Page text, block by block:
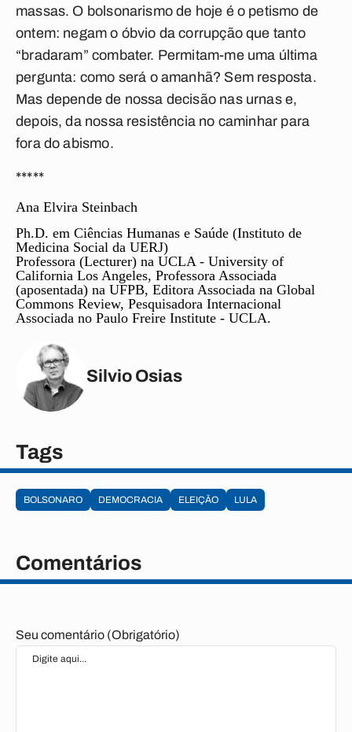
massas. O bolsonarismo de hoje é o petismo de
ontem: negam o óbvio da corrupção que tanto
“bradaram” combater. Permitam-me uma última
pergunta: como será o amanhã? Sem resposta.
Mas depende de nossa decisão nas urnas e,
depois, da nossa resistência no caminhar para
fora do abismo.
*****
Ana Elvira Steinbach
Ph.D. em Ciências Humanas e Saúde (Instituto de
Medicina Social da UERJ)
Professora (Lecturer) na UCLA - University of
California Los Angeles, Professora Associada
(aposentada) na UFPB, Editora Associada na Global
Commons Review, Pesquisadora Internacional
Associada no Paulo Freire Institute - UCLA.
Silvio Osias
Tags
BOLSONARO DEMOCRACIA ELEIÇÃO LULA
Comentários
Seu comentário (Obrigatório)